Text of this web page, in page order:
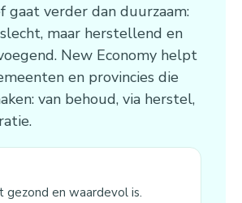
gaat verder dan duurzaam:
maar herstellend en
New Economy helpt
en provincies die
van behoud, via herstel,
gezond en waardevol is.